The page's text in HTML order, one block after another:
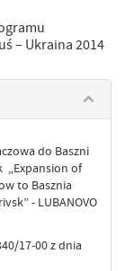
– Ukraina 2014
do Baszni
„Expansion of
to Basznia
- LUBANOVO
17-00 z dnia